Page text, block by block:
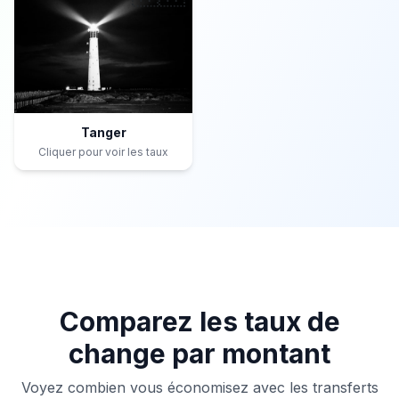
Tanger
Cliquer pour voir les taux
Comparez les taux de
change par montant
Voyez combien vous économisez avec les transferts